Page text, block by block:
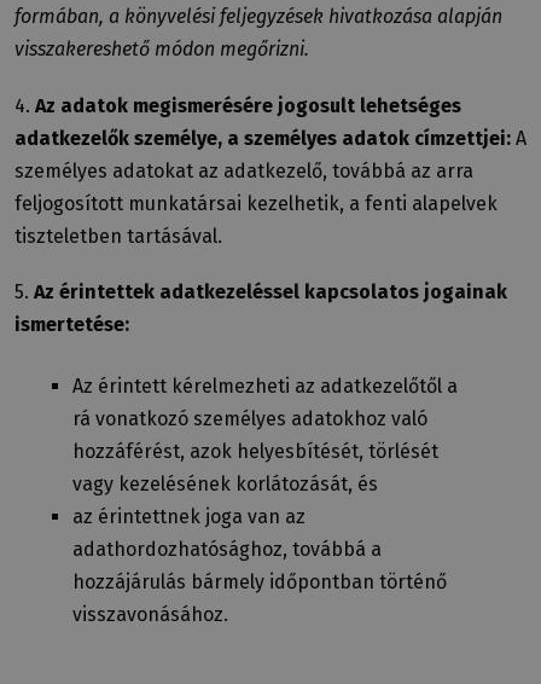
formában, a könyvelési feljegyzések hivatkozása alapján
visszakereshető módon megőrizni.
4.Az adatok megismerésére jogosult lehetséges
adatkezelők személye, a személyes adatok címzettjei: A
személyes adatokat az adatkezelő, továbbá az arra
feljogosított munkatársai kezelhetik, a fenti alapelvek
tiszteletben tartásával.
5.Az érintettek adatkezeléssel kapcsolatos jogainak
ismertetése:
Az érintett kérelmezheti az adatkezelőtől a
rá vonatkozó személyes adatokhoz való
hozzáférést, azok helyesbítését, törlését
vagy kezelésének korlátozását, és
az érintettnek joga van az
adathordozhatósághoz, továbbá a
hozzájárulás bármely időpontban történő
visszavonásához.